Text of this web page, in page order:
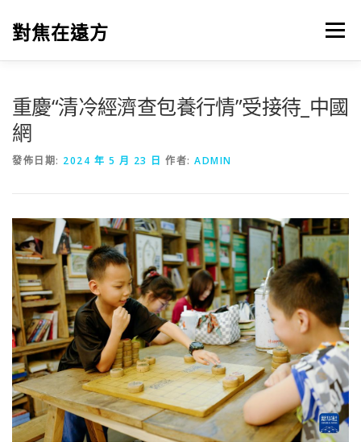
對焦在遠方 選單
重慶“清冷經濟查包養行情”受接待_中國
網
發佈日期: 2024 年 5 月 23 日 作者: ADMIN